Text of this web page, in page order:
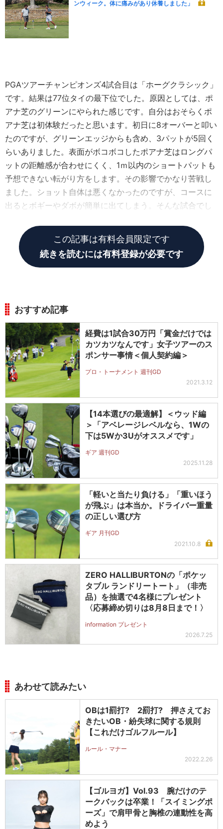
ンウィーク。体に痛みがあり休養しました」
PGAツアーチャンピオンズ4試合目は「ホーグクラシック」
です。結果は77位タイの最下位でした。原因としては、ポ
アナ芝のグリーンにやられた感じです。自分はおそらくポ
アナ芝は初体験だったと思います。初日に8オーバーと叩い
たのですが、グリーンエッジからも含め、3パットが5回く
らいありました。表面がボコボコしたポアナ芝はロングパ
ットの距離感が合わせにくく、1ｍ以内のショートパットも
予想できない転がり方をします。その影響でかなり苦戦し
ました。ショット自体は悪くなかったのですが、コースに
出るとボギーやダボが簡単に出てしまう。そんな試合でし
この記事は有料会員限定です
続きを読むには有料登録が必要です
おすすめ記事
経費は1試合30万円「賞金だけでは
カツカツなんです」女子ツアーのス
ポンサー事情＜個人契約編＞
プロ・トーナメント 週刊GD
2021.3.12
【14本選びの最適解】＜ウッド編
＞「アベレージレベルなら、1Wの
下は5Wか3Uがオススメです」
ギア 週刊GD
2025.11.28
「軽いと当たり負ける」「重いほう
が飛ぶ」は本当か。ドライバー重量
の正しい選び方
ギア 月刊GD
2021.10.8
ZERO HALLIBURTONの「ポケッ
タブル ランドリートート」（非売
品）を抽選で4名様にプレゼント
〈応募締め切りは8月8日まで！〉
information プレゼント
2026.7.25
あわせて読みたい
OBは1罰打? 2罰打? 押さえてお
きたいOB・紛失球に関する規則
【これだけゴルフルール】
ルール・マナー
2022.2.26
【ゴルヨガ】Vol.93 腕だけのテ
ークバックは卒業！「スイミングポ
ーズ」で肩甲骨と胸椎の連動性を高
めよう